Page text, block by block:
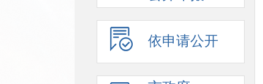
依申请公开